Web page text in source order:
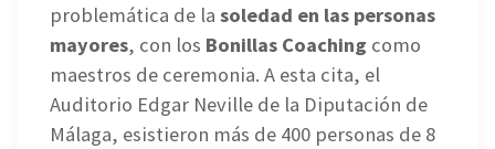
problemática de la soledad en las personas
mayores, con los Bonillas Coaching como
maestros de ceremonia. A esta cita, el
Auditorio Edgar Neville de la Diputación de
Málaga, esistieron más de 400 personas de 8